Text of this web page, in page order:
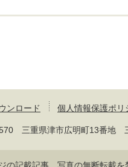
ンロード 個人情報保護ポリ
三重県津市広明町13番地